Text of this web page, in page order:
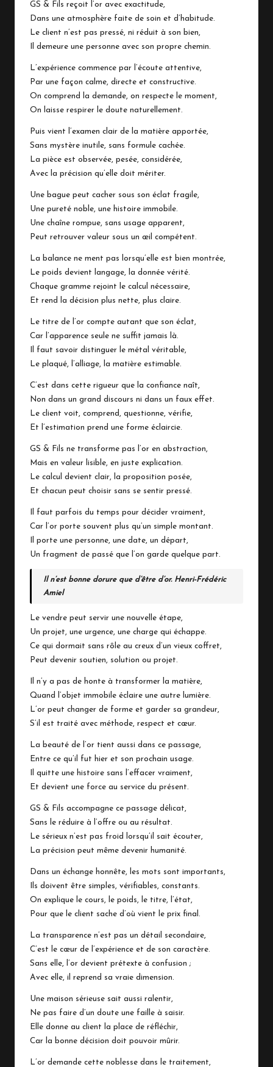
GS & Fils reçoit l’or avec exactitude,
Dans une atmosphère faite de soin et d’habitude.
Le client n’est pas pressé, ni réduit à son bien,
Il demeure une personne avec son propre chemin.
L’expérience commence par l’écoute attentive,
Par une façon calme, directe et constructive.
On comprend la demande, on respecte le moment,
On laisse respirer le doute naturellement.
Puis vient l’examen clair de la matière apportée,
Sans mystère inutile, sans formule cachée.
La pièce est observée, pesée, considérée,
Avec la précision qu’elle doit mériter.
Une bague peut cacher sous son éclat fragile,
Une pureté noble, une histoire immobile.
Une chaîne rompue, sans usage apparent,
Peut retrouver valeur sous un œil compétent.
La balance ne ment pas lorsqu’elle est bien montrée,
Le poids devient langage, la donnée vérité.
Chaque gramme rejoint le calcul nécessaire,
Et rend la décision plus nette, plus claire.
Le titre de l’or compte autant que son éclat,
Car l’apparence seule ne suffit jamais là.
Il faut savoir distinguer le métal véritable,
Le plaqué, l’alliage, la matière estimable.
C’est dans cette rigueur que la confiance naît,
Non dans un grand discours ni dans un faux effet.
Le client voit, comprend, questionne, vérifie,
Et l’estimation prend une forme éclaircie.
GS & Fils ne transforme pas l’or en abstraction,
Mais en valeur lisible, en juste explication.
Le calcul devient clair, la proposition posée,
Et chacun peut choisir sans se sentir pressé.
Il faut parfois du temps pour décider vraiment,
Car l’or porte souvent plus qu’un simple montant.
Il porte une personne, une date, un départ,
Un fragment de passé que l’on garde quelque part.
Il n’est bonne dorure que d’être d’or. Henri-Frédéric
Amiel
Le vendre peut servir une nouvelle étape,
Un projet, une urgence, une charge qui échappe.
Ce qui dormait sans rôle au creux d’un vieux coffret,
Peut devenir soutien, solution ou projet.
Il n’y a pas de honte à transformer la matière,
Quand l’objet immobile éclaire une autre lumière.
L’or peut changer de forme et garder sa grandeur,
S’il est traité avec méthode, respect et cœur.
La beauté de l’or tient aussi dans ce passage,
Entre ce qu’il fut hier et son prochain usage.
Il quitte une histoire sans l’effacer vraiment,
Et devient une force au service du présent.
GS & Fils accompagne ce passage délicat,
Sans le réduire à l’offre ou au résultat.
Le sérieux n’est pas froid lorsqu’il sait écouter,
La précision peut même devenir humanité.
Dans un échange honnête, les mots sont importants,
Ils doivent être simples, vérifiables, constants.
On explique le cours, le poids, le titre, l’état,
Pour que le client sache d’où vient le prix final.
La transparence n’est pas un détail secondaire,
C’est le cœur de l’expérience et de son caractère.
Sans elle, l’or devient prétexte à confusion ;
Avec elle, il reprend sa vraie dimension.
Une maison sérieuse sait aussi ralentir,
Ne pas faire d’un doute une faille à saisir.
Elle donne au client la place de réfléchir,
Car la bonne décision doit pouvoir mûrir.
L’or demande cette noblesse dans le traitement,